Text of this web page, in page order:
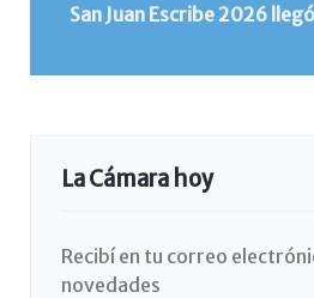
San Juan Escribe 2026
La Cámara hoy
Recibí en tu correo
novedades